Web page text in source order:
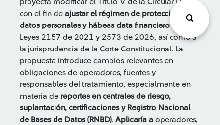
proyecta modificar el Título V de la Circular Única
con el fin de ajustar el régimen de protección de
datos personales y hábeas data financieroa las
Leyes 2157 de 2021 y 2573 de 2026, así como a
la jurisprudencia de la Corte Constitucional. La
propuesta introduce cambios relevantes en
obligaciones de operadores, fuentes y
responsables del tratamiento, especialmente en
materia de reportes en centrales de riesgo,
suplantación, certificaciones y Registro Nacional
de Bases de Datos (RNBD). Aplicaría a operadores,